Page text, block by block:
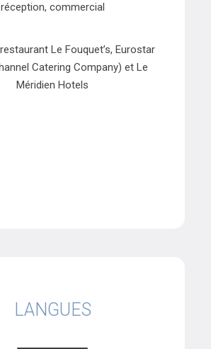
réception, commercial
Le Fouquet’s, Eurostar
Catering Company) et Le
Méridien Hotels
LANGUES